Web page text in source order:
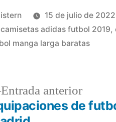
Publicado
por
istern 15 de julio de 2022
Etiquetas:
camisetas adidas futbol 2019,
manga larga baratas
Entrada anteriorEntrada
de